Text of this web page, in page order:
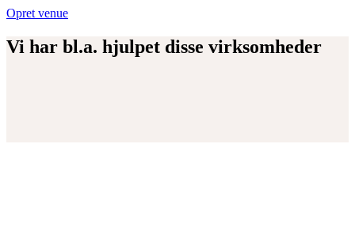
Opret venue
Vi har bl.a. hjulpet disse virksomheder